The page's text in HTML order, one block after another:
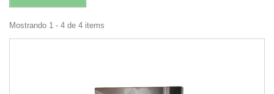
Mostrando 1 - 4 de 4 items